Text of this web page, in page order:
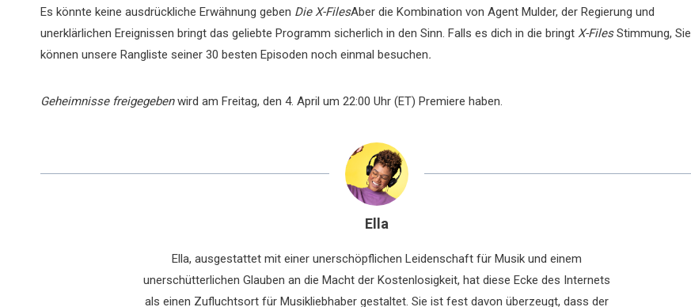
Es könnte keine ausdrückliche Erwähnung geben Die X-FilesAber die Kombination von Agent Mulder, der Regierung und
unerklärlichen Ereignissen bringt das geliebte Programm sicherlich in den Sinn. Falls es dich in die bringt X-FilesStimmung, Sie
können unsere Rangliste seiner 30 besten Episoden noch einmal besuchen.
Geheimnisse freigegebenwird am Freitag, den 4. April um 22:00 Uhr (ET) Premiere haben.
Ella
Ella, ausgestattet mit einer unerschöpflichen Leidenschaft für Musik und einem
unerschütterlichen Glauben an die Macht der Kostenlosigkeit, hat diese Ecke des Internets
als einen Zufluchtsort für Musikliebhaber gestaltet. Sie ist fest davon überzeugt, dass der